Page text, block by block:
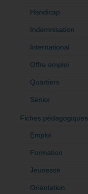
Handicap
Indemnisation
International
Offre emploi
Quartiers
Sénior
Fiches pédagogiques
Emploi
Formation
Jeunesse
Orientation